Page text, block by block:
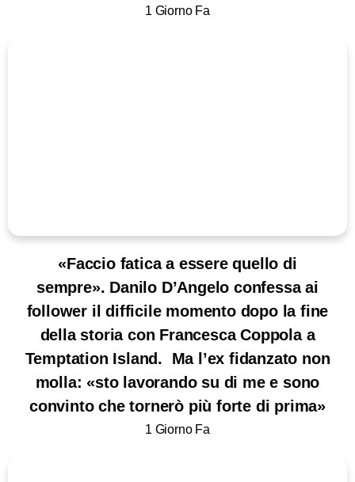
1 Giorno Fa
«Faccio fatica a essere quello di
sempre». Danilo D’Angelo confessa ai
follower il difficile momento dopo la fine
della storia con Francesca Coppola a
Temptation Island. Ma l’ex fidanzato non
molla: «sto lavorando su di me e sono
convinto che tornerò più forte di prima»
1 Giorno Fa